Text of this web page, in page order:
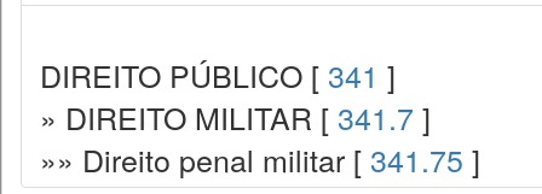
DIREITO PÚBLICO [ 341 ]
» DIREITO MILITAR [ 341.7 ]
»» Direito penal militar [ 341.75 ]